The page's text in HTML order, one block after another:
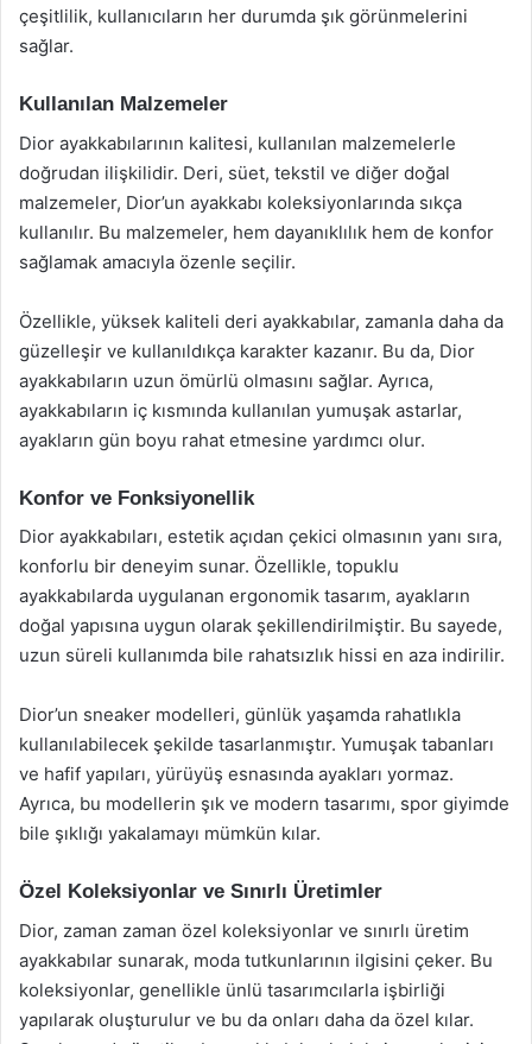
çeşitlilik, kullanıcıların her durumda şık görünmelerini
sağlar.
Kullanılan Malzemeler
Dior ayakkabılarının kalitesi, kullanılan malzemelerle
doğrudan ilişkilidir. Deri, süet, tekstil ve diğer doğal
malzemeler, Dior’un ayakkabı koleksiyonlarında sıkça
kullanılır. Bu malzemeler, hem dayanıklılık hem de konfor
sağlamak amacıyla özenle seçilir.
Özellikle, yüksek kaliteli deri ayakkabılar, zamanla daha da
güzelleşir ve kullanıldıkça karakter kazanır. Bu da, Dior
ayakkabıların uzun ömürlü olmasını sağlar. Ayrıca,
ayakkabıların iç kısmında kullanılan yumuşak astarlar,
ayakların gün boyu rahat etmesine yardımcı olur.
Konfor ve Fonksiyonellik
Dior ayakkabıları, estetik açıdan çekici olmasının yanı sıra,
konforlu bir deneyim sunar. Özellikle, topuklu
ayakkabılarda uygulanan ergonomik tasarım, ayakların
doğal yapısına uygun olarak şekillendirilmiştir. Bu sayede,
uzun süreli kullanımda bile rahatsızlık hissi en aza indirilir.
Dior’un sneaker modelleri, günlük yaşamda rahatlıkla
kullanılabilecek şekilde tasarlanmıştır. Yumuşak tabanları
ve hafif yapıları, yürüyüş esnasında ayakları yormaz.
Ayrıca, bu modellerin şık ve modern tasarımı, spor giyimde
bile şıklığı yakalamayı mümkün kılar.
Özel Koleksiyonlar ve Sınırlı Üretimler
Dior, zaman zaman özel koleksiyonlar ve sınırlı üretim
ayakkabılar sunarak, moda tutkunlarının ilgisini çeker. Bu
koleksiyonlar, genellikle ünlü tasarımcılarla işbirliği
yapılarak oluşturulur ve bu da onları daha da özel kılar.